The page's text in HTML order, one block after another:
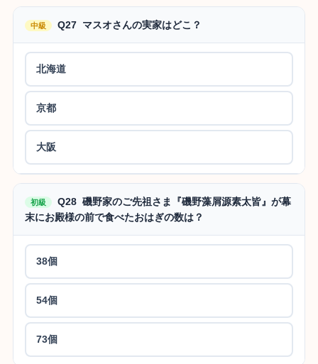
中級 Q27 マスオさんの実家はどこ？
北海道
京都
大阪
初級
Q28 磯野家のご先祖さま『磯野藻屑源素太皆』が幕
末にお殿様の前で食べたおはぎの数は？
38個
54個
73個